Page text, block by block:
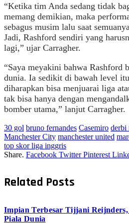
“Ketika tim Anda sedang tidak
memang demikian, maka
sebagus musim lalu saat
Jadi, Rashford sendiri yang
lagi,” ujar Carragher.
“Saya meyakini bahwa Rashford
dunia. Ia sedikit di bawah level
diharapkan bisa menjuarai liga
tak bisa hanya dengan
bomber utama,” lanjut Carragher.
30 gol bruno fernandes Casemiro derbi
Manchester City manchester united
top skor liga inggris
Share. Facebook Twitter Pinterest
Related Posts
Impian Terbesar Tijjani
Piala Dunia